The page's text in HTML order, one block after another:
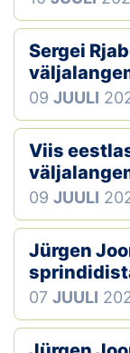
Sergei
09 JUULI
Viis
09 JUULI
Jürgen
07 JUULI